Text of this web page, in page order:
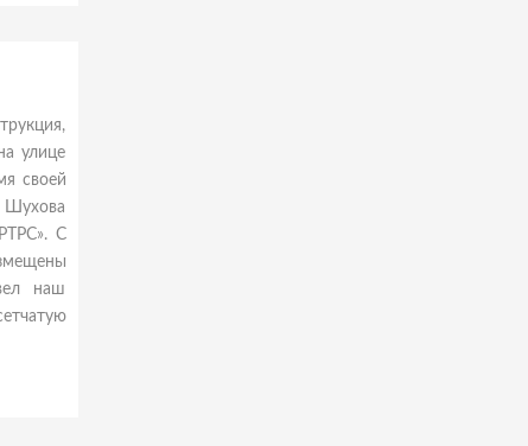
улице
своей
Шухова
С
наш